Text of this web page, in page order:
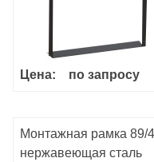
Цена: по запросу
Монтажная рамка 89/
нержавеющая сталь